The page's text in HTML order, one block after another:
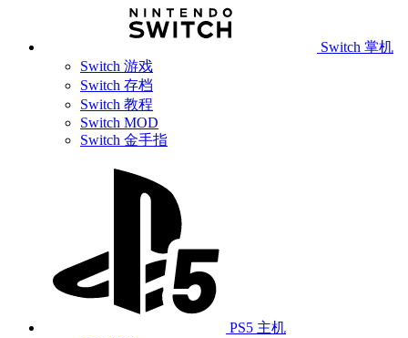
Switch 掌机
Switch 游戏
Switch 存档
Switch 教程
Switch MOD
Switch 金手指
PS5 主机